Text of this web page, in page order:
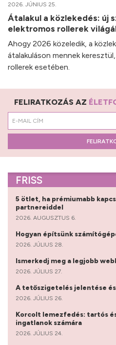
2026. JÚNIUS 25.
Átalakul a közlekedés: új
elektromos rollerek
Ahogy 2026 közeledik, a
átalakuláson mennek
rollerek esetében.
FELIRATKOZÁS AZ
FRISS
5 ötlet, ha prémiumabb
partnereiddel
2026. AUGUSZTUS 6.
Hogyan építsünk
2026. JÚLIUS 28.
Ismerkedj meg a legjobb
2026. JÚLIUS 27.
A tetőszigetelés jelentése
2026. JÚLIUS 26.
Korcolt lemezfedés: tartós
ingatlanok számára
2026. JÚLIUS 24.